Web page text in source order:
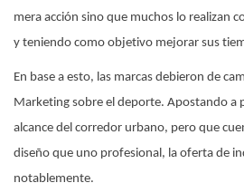
mera acción sino que muchos lo realizan
y teniendo como objetivo mejorar sus
En base a esto, las marcas debieron de
Marketing sobre el deporte. Apostando a
alcance del corredor urbano, pero que
diseño que uno profesional, la oferta de
notablemente.